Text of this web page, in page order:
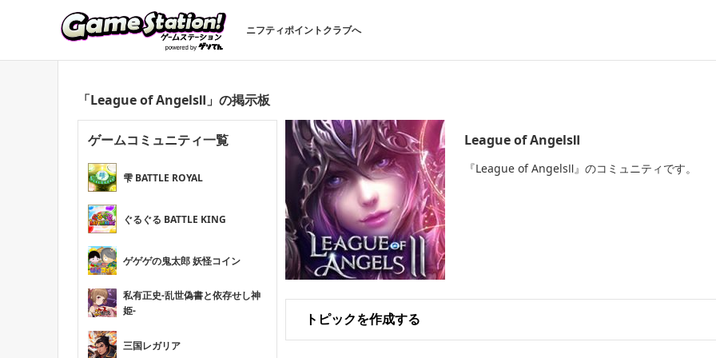
ニフティポイントクラブへ
「League of AngelsⅡ」の掲示板
ゲームコミュニティ一覧
雫 BATTLE ROYAL
ぐるぐる BATTLE KING
ゲゲゲの鬼太郎 妖怪コイン
私有正史-乱世偽書と依存せし神
姫-
三国レガリア
League of AngelsⅡ
『League of AngelsⅡ』のコミュニティです。
トピックを作成する